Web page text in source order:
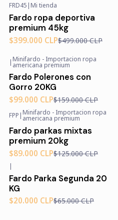
OFF
FRD45 | Mi tienda
Fardo ropa deportiva
premium 45kg
$399.000 CLP$499.000 CLP
-38%OFF
| Minifardo - Importacion ropa
americana premium
Fardo Polerones con
Gorro 20KG
$99.000 CLP$159.000 CLP
-29%OFF
FPP | Minifardo - Importacion ropa
americana premium
Fardo parkas mixtas
premium 20kg
$89.000 CLP$125.000 CLP
Agotado
|
Fardo Parka Segunda 20
KG
$20.000 CLP$65.000 CLP